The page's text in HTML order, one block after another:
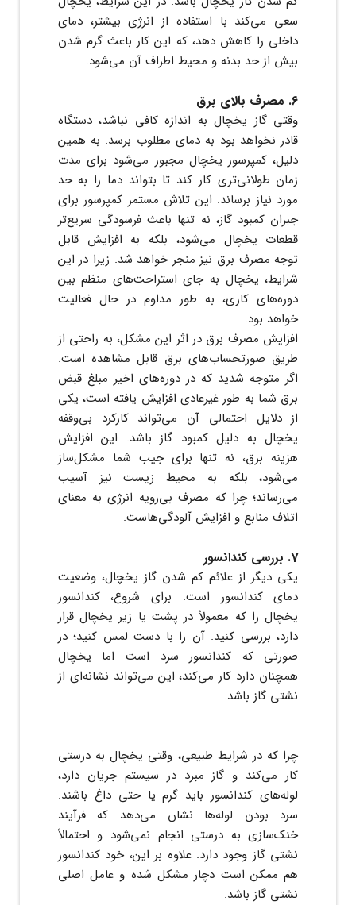
سعی می‌کند با استفاده از انرژی بیشتر، دمای
داخلی را کاهش دهد، که این کار باعث گرم شدن
بیش از حد بدنه و محیط اطراف آن می‌شود.
6. مصرف بالای برق
وقتی گاز یخچال به اندازه کافی نباشد، دستگاه
قادر نخواهد بود به دمای مطلوب برسد. به همین
دلیل، کمپرسور یخچال مجبور می‌شود برای مدت
زمان طولانی‌تری کار کند تا بتواند دما را به حد
مورد نیاز برساند. این تلاش مستمر کمپرسور برای
جبران کمبود گاز، نه تنها باعث فرسودگی سریع‌تر
قطعات یخچال می‌شود، بلکه به افزایش قابل
توجه مصرف برق نیز منجر خواهد شد. زیرا در این
شرایط، یخچال به جای استراحت‌های منظم بین
دوره‌های کاری، به طور مداوم در حال فعالیت
خواهد بود.
افزایش مصرف برق در اثر این مشکل، به راحتی از
طریق صورتحساب‌های برق قابل مشاهده است.
اگر متوجه شدید که در دوره‌های اخیر مبلغ قبض
برق شما به طور غیرعادی افزایش یافته است، یکی
از دلایل احتمالی آن می‌تواند کارکرد بی‌وقفه
یخچال به دلیل کمبود گاز باشد. این افزایش
هزینه برق، نه تنها برای جیب شما مشکل‌ساز
می‌شود، بلکه به محیط زیست نیز آسیب
می‌رساند؛ چرا که مصرف بی‌رویه انرژی به معنای
اتلاف منابع و افزایش آلودگی‌هاست.
7. بررسی کندانسور
یکی دیگر از علائم کم شدن گاز یخچال، وضعیت
دمای کندانسور است. برای شروع، کندانسور
یخچال را که معمولاً در پشت یا زیر یخچال قرار
دارد، بررسی کنید. آن را با دست لمس کنید؛ در
صورتی که کندانسور سرد است اما یخچال
همچنان دارد کار می‌کند، این می‌تواند نشانه‌ای از
نشتی گاز باشد.
چرا که در شرایط طبیعی، وقتی یخچال به درستی
کار می‌کند و گاز مبرد در سیستم جریان دارد،
لوله‌های کندانسور باید گرم یا حتی داغ باشند.
سرد بودن لوله‌ها نشان می‌دهد که فرآیند
خنک‌سازی به درستی انجام نمی‌شود و احتمالاً
نشتی گاز وجود دارد. علاوه بر این، خود کندانسور
هم ممکن است دچار مشکل شده و عامل اصلی
نشتی گاز باشد.